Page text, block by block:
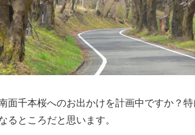
面千本桜へのお出かけを計画中ですか？
るところだと思います。